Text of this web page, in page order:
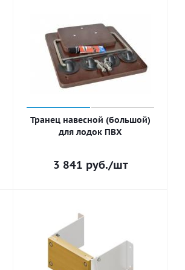
Транец навесной (большой)
для лодок ПВХ
3 841 руб./шт